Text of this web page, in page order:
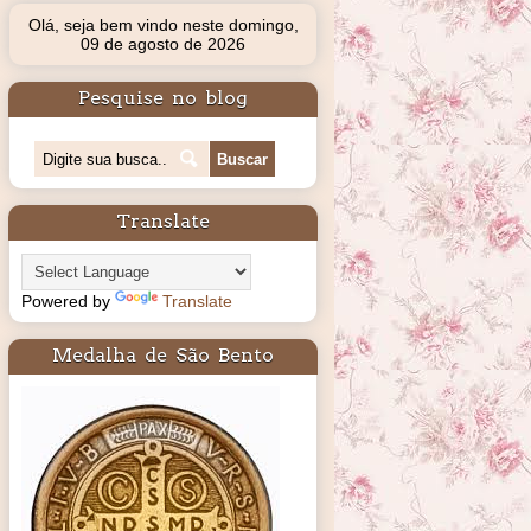
Olá, seja bem vindo neste domingo,
09 de agosto de 2026
Pesquise no blog
Translate
Powered by Translate
Medalha de São Bento